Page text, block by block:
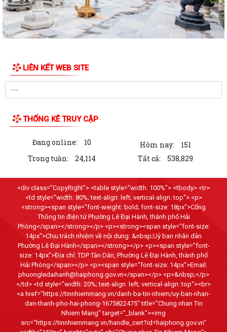
LIÊN KẾT WEB SITE
THỐNG KÊ TRUY CẬP
Đang online: 10 Hôm nay:
151
Trong tuần:
24,114 Tất cả: 538,829
<div class="CopyRight"> <table style="width: 100%"> <tbody> <tr>
<td style="width: 80%; text-align: left; vertical-align: top"> <p>
<strong><span style="font-weight: bold; font-size: 18px">Cổng
Thông tin điện tử Phường Lê Đại Hành, thành phố Hải
Phòng</span></strong></p> <p><strong><span style="font-size:
14px">Chịu trách nhiệm về nội dung: &nbsp;Uỷ ban nhân dân
Phường Lê Đại Hành</span></strong></p> <p><span style="font-
size: 14px">Địa chỉ: TDP Tân Dân, Phường Lê Đại Hành, thành phố
Hải Phòng</span></p> <p><span style="font-size: 14px">Email:
phuongledaihanh@haiphong.gov.vn</span></p> <p>&nbsp;</p>
</td> <td style="width: 20%; text-align: left; vertical-align: top"><br>
<a href="https://tinnhiemmang.vn/danh-ba-tin-nhiem/uy-ban-nhan-
dan-thanh-pho-hai-phong-1675822475" title="Chung nhan Tin
Nhiem Mang" target="_blank"><img
src="https://tinnhiemmang.vn/handle_cert?id=haiphong.gov.vn"